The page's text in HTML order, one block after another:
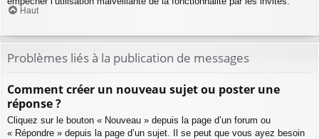
Haut
Problèmes liés à la publication de messages
Comment créer un nouveau sujet ou poster une
réponse ?
Cliquez sur le bouton « Nouveau » depuis la page d’un forum ou
« Répondre » depuis la page d’un sujet. Il se peut que vous ayez besoin